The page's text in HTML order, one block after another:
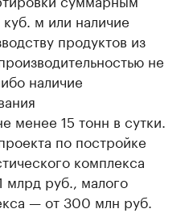
м или наличие
продуктов из
не
наличие
менее 15 тонн в сутки.
по постройке
комплекса
млрд руб., малого
— от 300 млн руб.